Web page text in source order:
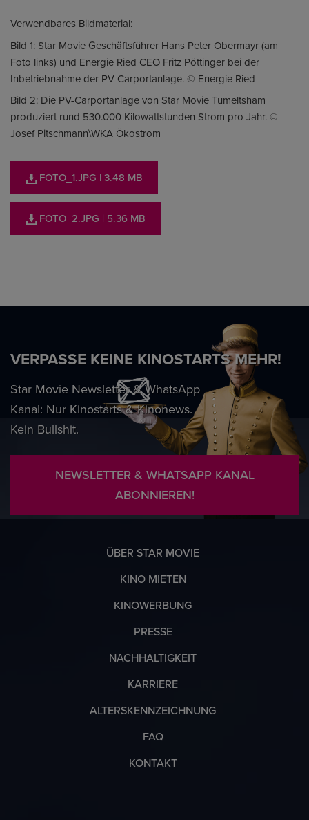
Verwendbares Bildmaterial:
Bild 1: Star Movie Geschäftsführer Hans Peter Obermayr (am
Foto links) und Energie Ried CEO Fritz Pöttinger bei der
Inbetriebnahme der PV-Carportanlage. © Energie Ried
Bild 2: Die PV-Carportanlage von Star Movie Tumeltsham
produziert rund 530.000 Kilowattstunden Strom pro Jahr. ©
Josef Pitschmann\WKA Ökostrom
FOTO_1.JPG | 3.48 MB
FOTO_2.JPG | 5.36 MB
VERPASSE KEINE KINOSTARTS MEHR!
Star Movie Newsletter & WhatsApp
Kanal: Nur Kinostarts & Kinonews.
Kein Bullshit.
NEWSLETTER & WHATSAPP KANAL
ABONNIEREN!
ÜBER STAR MOVIE
KINO MIETEN
KINOWERBUNG
PRESSE
NACHHALTIGKEIT
KARRIERE
ALTERSKENNZEICHNUNG
FAQ
KONTAKT